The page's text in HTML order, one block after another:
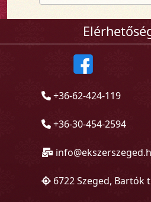
+36-62-424-119
+36-30-454-2594
6722 Szeged, Bartók